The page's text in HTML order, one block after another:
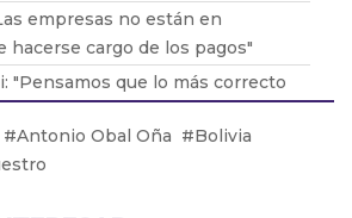
empresas no están en
hacerse cargo de los pagos"
"Pensamos que lo más correcto
"Que los padres consuman
genera una dependencia"
Antonio Obal Oña
Bolivia